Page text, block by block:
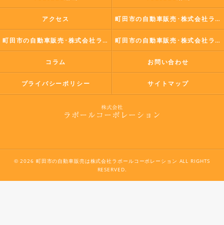
アクセス 町田市の自動車販売･株式会社ラポールコーポレーションの口コミ情報
町田市の自動車販売･株式会社ラポールコーポレーションの評判 町田市の自動車販売･株式会社ラポールコーポレーションのお客様の声
コラム お問い合わせ
プライバシーポリシー サイトマップ
© 2026 町田市の自動車販売は株式会社ラポールコーポレーション ALL RIGHTS
RESERVED.